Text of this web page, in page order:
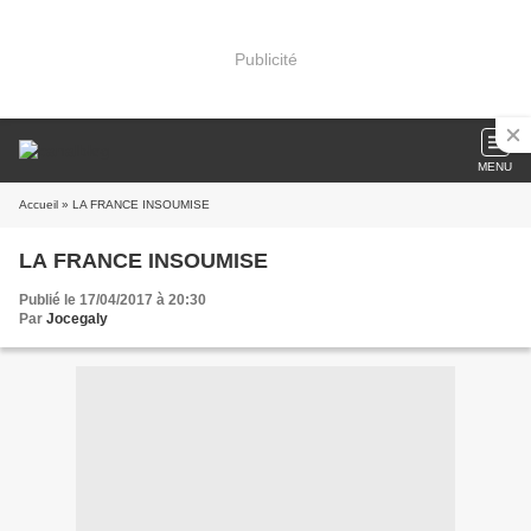
Publicité
MENU
Accueil » LA FRANCE INSOUMISE
LA FRANCE INSOUMISE
Publié le 17/04/2017 à 20:30
Par Jocegaly